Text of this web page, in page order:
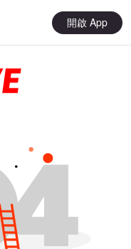
開啟 App